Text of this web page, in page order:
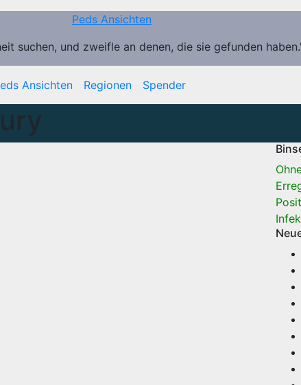
Peds Ansichten
suchen, und zweifle an denen, die sie gefunden
Ansichten Regionen Spender